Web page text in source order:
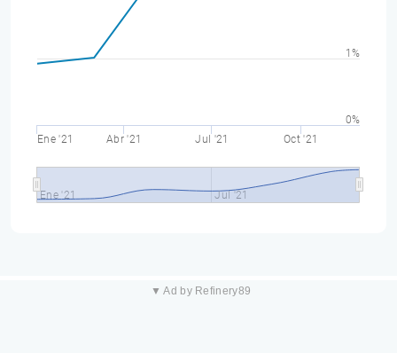
Ene '21 Abr '21 Jul '21 Oct '21
Ene '21 Jul '21
0%
1%
▼ Ad by Refinery89